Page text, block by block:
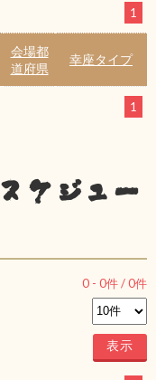
1
会場都
道府県
幸座タイプ
1
ケジュー
0 - 0件 /0件